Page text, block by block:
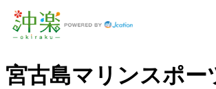
宮古島マリンスポー